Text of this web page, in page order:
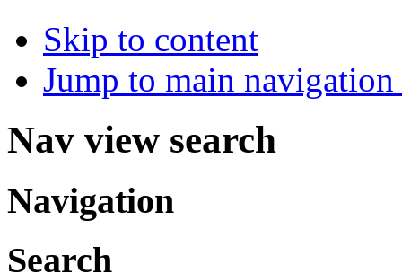
Skip to content
Jump to main
Nav view search
Navigation
Search